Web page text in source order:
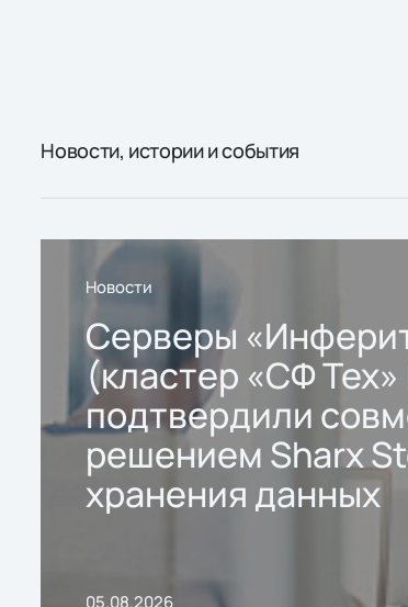
Новости, истории и события
Новости
Серверы
(кластер «СФ
подтвердили
решением Sharx
хранения данных
05.08.2026